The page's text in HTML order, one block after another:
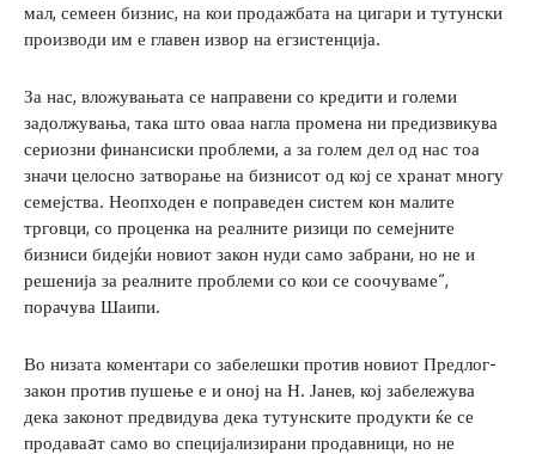
мал, семеен бизнис, на кои продажбата на цигари и тутунски
производи им е главен извор на егзистенција.
За нас, вложувањата се направени со кредити и големи
задолжувања, така што оваа нагла промена ни предизвикува
сериозни финансиски проблеми, а за голем дел од нас тоа
значи целосно затворање на бизнисот од кој се хранат многу
семејства. Неопходен е поправеден систем кон малите
трговци, со проценка на реалните ризици по семејните
бизниси бидејќи новиот закон нуди само забрани, но не и
решенија за реалните проблеми со кои се соочуваме“,
порачува Шаипи.
Во низата коментари со забелешки против новиот Предлог-
закон против пушење е и оној на Н. Јанев, кој забележува
дека законот предвидува дека тутунските продукти ќе се
продаваaт само во специјализирани продавници, но не